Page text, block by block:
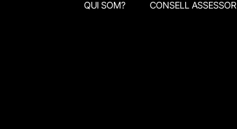
QUI SOM? CONSELL ASSESSOR